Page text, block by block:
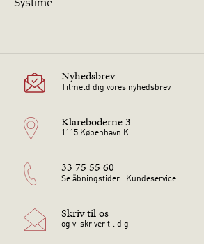
Systime
Nyhedsbrev
Tilmeld dig vores nyhedsbrev
Klareboderne 3
1115 København K
33 75 55 60
Se åbningstider i Kundeservice
Skriv til os
og vi skriver til dig